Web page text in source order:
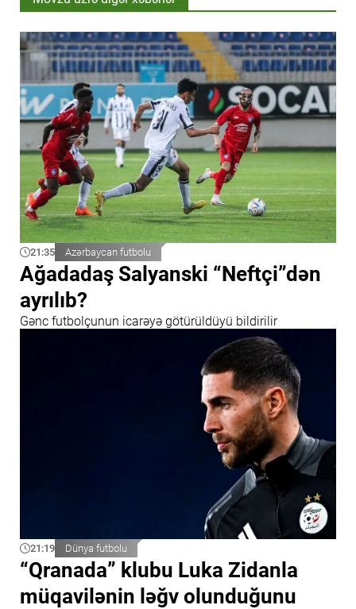
21:35 Azərbaycan futbolu
Ağadadaş Salyanski “Neftçi”dən
ayrılıb?
Gənc futbolçunun icarəyə götürüldüyü bildirilir
21:19 Dünya futbolu
“Qranada” klubu Luka Zidanla
müqavilənin ləğv olunduğunu